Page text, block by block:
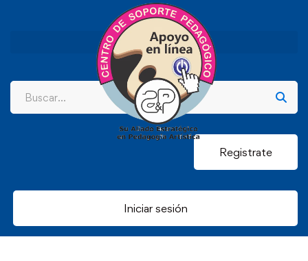
Registrate
Iniciar sesión